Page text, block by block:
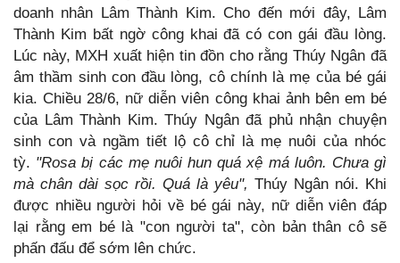
doanh nhân Lâm Thành Kim. Cho đến mới đây, Lâm
Thành Kim bất ngờ công khai đã có con gái đầu lòng.
Lúc này, MXH xuất hiện tin đồn cho rằng Thúy Ngân đã
âm thầm sinh con đầu lòng, cô chính là mẹ của bé gái
kia. Chiều 28/6, nữ diễn viên công khai ảnh bên em bé
của Lâm Thành Kim. Thúy Ngân đã phủ nhận chuyện
sinh con và ngầm tiết lộ cô chỉ là mẹ nuôi của nhóc
tỳ. "Rosa bị các mẹ nuôi hun quá xệ má luôn. Chưa gì
mà chân dài sọc rồi. Quá là yêu", Thúy Ngân nói. Khi
được nhiều người hỏi về bé gái này, nữ diễn viên đáp
lại rằng em bé là "con người ta", còn bản thân cô sẽ
phấn đấu để sớm lên chức.